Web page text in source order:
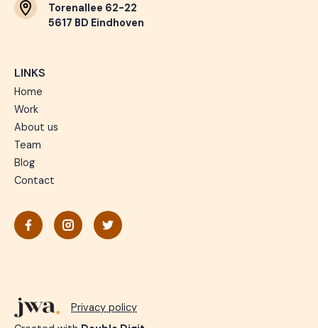
Torenallee 62-22
5617 BD Eindhoven
LINKS
Home
Work
About us
Team
Blog
Contact
Privacy policy